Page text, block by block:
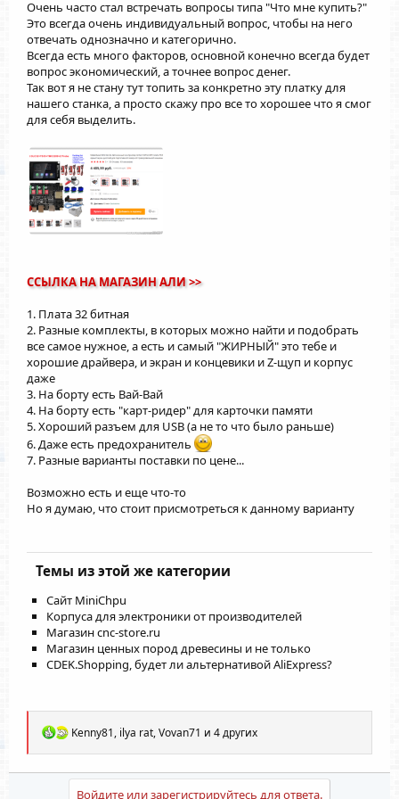
Очень часто стал встречать вопросы типа "Что мне купить?"
Это всегда очень индивидуальный вопрос, чтобы на него
отвечать однозначно и категорично.
Всегда есть много факторов, основной конечно всегда будет
вопрос экономический, а точнее вопрос денег.
Так вот я не стану тут топить за конкретно эту платку для
нашего станка, а просто скажу про все то хорошее что я смог
для себя выделить.
ССЫЛКА НА МАГАЗИН АЛИ >>
1. Плата 32 битная
2. Разные комплекты, в которых можно найти и подобрать
все самое нужное, а есть и самый "ЖИРНЫЙ" это тебе и
хорошие драйвера, и экран и концевики и Z-щуп и корпус
даже
3. На борту есть Вай-Вай
4. На борту есть "карт-ридер" для карточки памяти
5. Хороший разъем для USB (а не то что было раньше)
6. Даже есть предохранитель
7. Разные варианты поставки по цене...
Возможно есть и еще что-то
Но я думаю, что стоит присмотреться к данному варианту
Темы из этой же категории
Сайт MiniChpu
Корпуса для электроники от производителей
Магазин cnc-store.ru
Магазин ценных пород древесины и не только
CDEK.Shopping, будет ли альтернативой AliExpress?
Р
а
к
Kenny81, ilya rat,Vovan71 и 4 других
Войдите или зарегистрируйтесь для ответа.